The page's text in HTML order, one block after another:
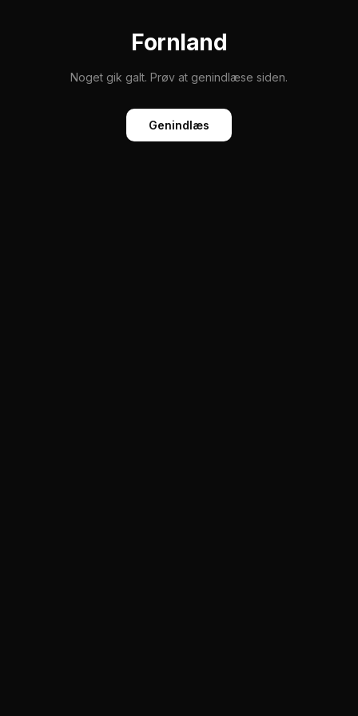
Fornland
Noget gik galt. Prøv at genindlæse siden.
Genindlæs